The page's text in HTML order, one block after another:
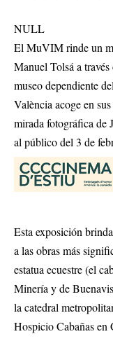
NULL
El MuVIM rinde un
Manuel Tolsá a
museo dependiente
València acoge en
mirada fotográfica de
al público del 3 de
Esta exposición
a las obras más
estatua ecuestre (el
Minería y de
la catedral
Hospicio Cabañas en